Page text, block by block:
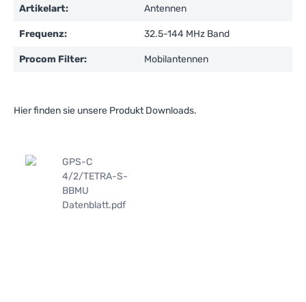
Artikelart: Antennen
Frequenz: 32.5-144 MHz Band
Procom Filter: Mobilantennen
Hier finden sie unsere Produkt Downloads.
GPS-C
4/2/TETRA-S-
BBMU
Datenblatt.pdf